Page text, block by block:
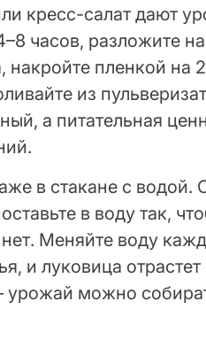
кресс-салат дают
часов, разложите
накройте пленкой на
из
а питательная
в стакане с водой.
в воду так,
Меняйте воду
и луковица
урожай можно